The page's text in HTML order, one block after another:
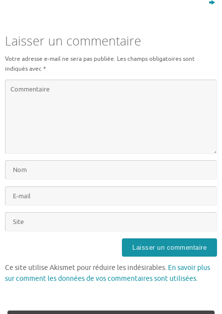
Laisser un commentaire
Votre adresse e-mail ne sera pas publiée. Les champs obligatoires sont
indiqués avec*
Ce site utilise Akismet pour réduire les indésirables. En savoir plus
sur comment les données de vos commentaires sont utilisées.